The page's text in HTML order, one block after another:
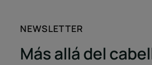
NEWSLETTER
Más allá del